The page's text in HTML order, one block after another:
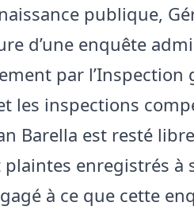
publique,
d’une enquête
par l’Inspection
les inspections
Barella est resté
enregistrés à
à ce que cette